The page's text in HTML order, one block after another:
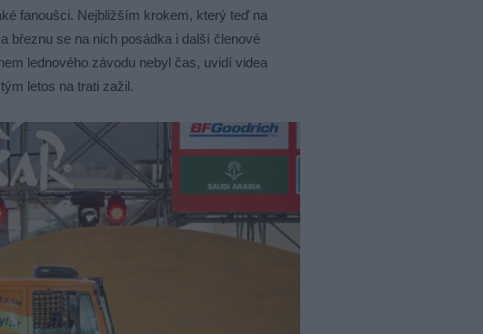
fanoušci. Nejbližším krokem, který teď na
březnu se na nich posádka i další členové
lednového závodu nebyl čas, uvidí videa
letos na trati zažil.